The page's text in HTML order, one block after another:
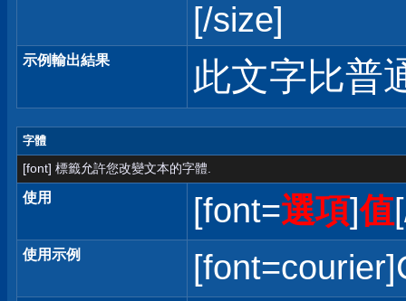
[/size]
示例輸出結果 此文字比普
字體
[font] 標籤允許您改變文本的字體.
使用 [font=選項]值
使用示例